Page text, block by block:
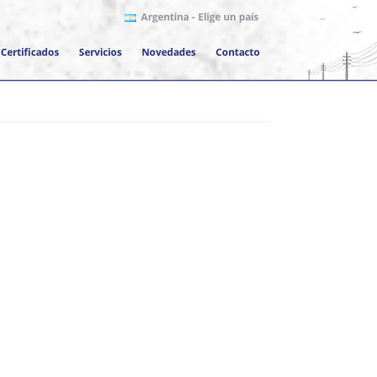
Argentina - Elige un país
Certificados Servicios Novedades Contacto